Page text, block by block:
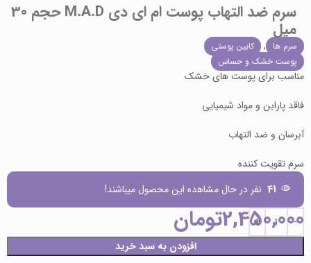
سرم ضد التهاب پوست ام ای دی M.A.D حجم 30
میل
سرم ها ,
کابین پوستی
پوست خشک و حساس
مناسب برای پوست های خشک
فاقد پارابن و مواد شیمیایی
آبرسان و ضد التهاب
سرم تقویت کننده
41 نفر در حال مشاهده این محصول میباشند!
2,450,000تومان
افزودن به سبد خرید